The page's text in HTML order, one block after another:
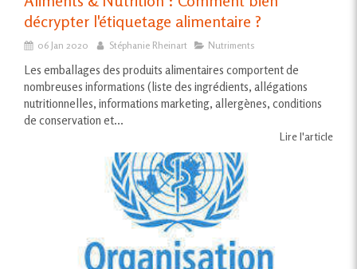
décrypter l'étiquetage alimentaire ?
06 Jan 2020 Stéphanie Rheinart Nutriments
Les emballages des produits alimentaires comportent de
nombreuses informations (liste des ingrédients, allégations
nutritionnelles, informations marketing, allergènes, conditions
de conservation et...
Lire l'article